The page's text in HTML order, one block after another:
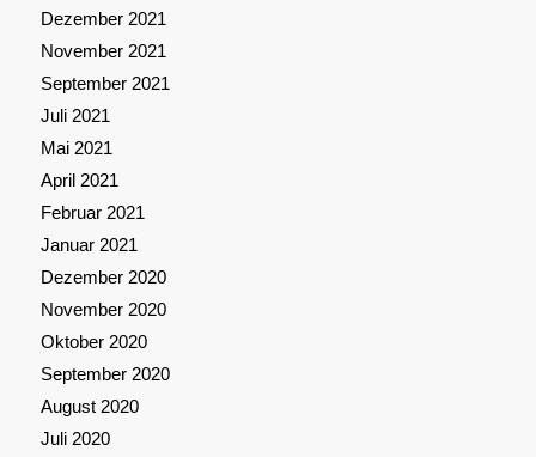
Dezember 2021
November 2021
September 2021
Juli 2021
Mai 2021
April 2021
Februar 2021
Januar 2021
Dezember 2020
November 2020
Oktober 2020
September 2020
August 2020
Juli 2020